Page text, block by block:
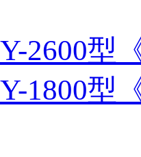
2600型
1800型